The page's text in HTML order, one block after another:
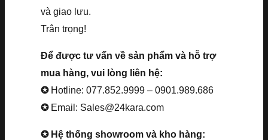
và giao lưu.
Trân trọng!
Để được tư vấn về sản phẩm và hỗ trợ
mua hàng, vui lòng liên hệ:
✪ Hotline: 077.852.9999 – 0901.989.686
✪ Email: Sales@24kara.com
✪ Hệ thống showroom và kho hàng: